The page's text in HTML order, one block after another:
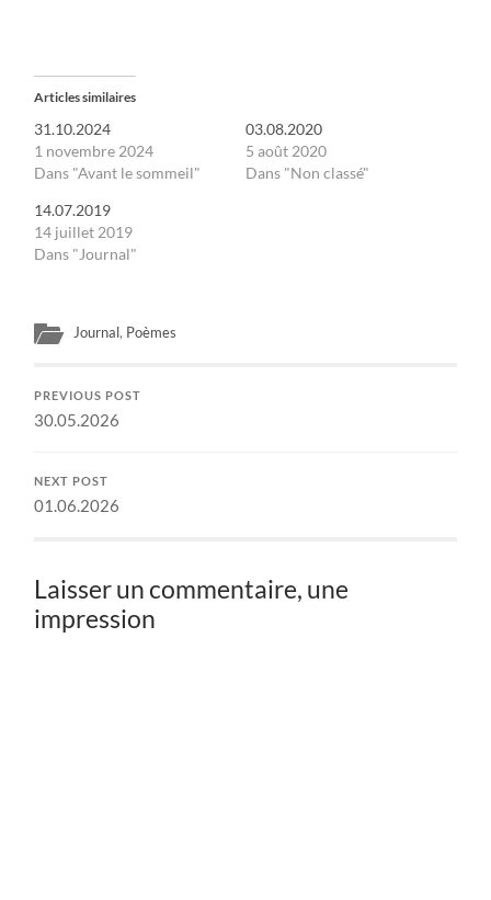
Articles similaires
31.10.2024
1 novembre 2024
Dans "Avant le sommeil"
03.08.2020
5 août 2020
Dans "Non classé"
14.07.2019
14 juillet 2019
Dans "Journal"
Journal, Poèmes
PREVIOUS POST
30.05.2026
NEXT POST
01.06.2026
Laisser un commentaire, une
impression